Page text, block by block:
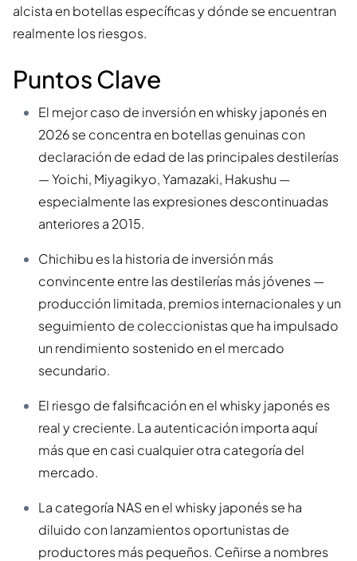
alcista en botellas específicas y dónde se encuentran
realmente los riesgos.
Puntos Clave
El mejor caso de inversión en whisky japonés en
2026 se concentra en botellas genuinas con
declaración de edad de las principales destilerías
— Yoichi, Miyagikyo, Yamazaki, Hakushu —
especialmente las expresiones descontinuadas
anteriores a 2015.
Chichibu es la historia de inversión más
convincente entre las destilerías más jóvenes —
producción limitada, premios internacionales y un
seguimiento de coleccionistas que ha impulsado
un rendimiento sostenido en el mercado
secundario.
El riesgo de falsificación en el whisky japonés es
real y creciente. La autenticación importa aquí
más que en casi cualquier otra categoría del
mercado.
La categoría NAS en el whisky japonés se ha
diluido con lanzamientos oportunistas de
productores más pequeños. Ceñirse a nombres